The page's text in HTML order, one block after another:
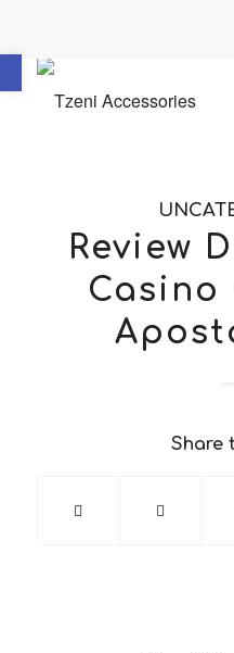
Review
Casino
Share
Ανοίξτε τη γραμμή εργαλείων